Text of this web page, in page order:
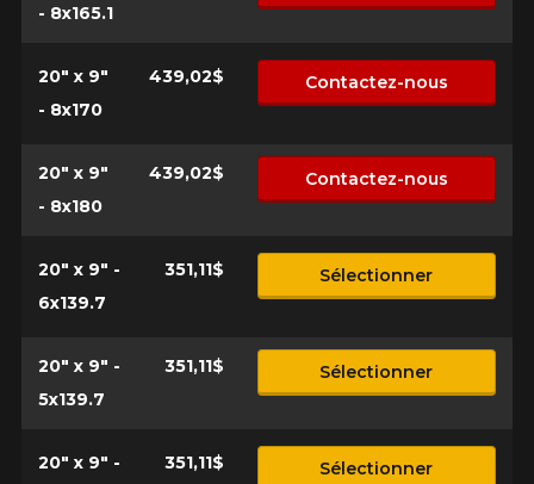
- 8x165.1
20" x 9"
- 8x170
439,02$ Contactez-nous
20" x 9"
- 8x180
439,02$ Contactez-nous
20" x 9" -
6x139.7
351,11$ Sélectionner
20" x 9" -
5x139.7
351,11$ Sélectionner
20" x 9" -
351,11$ Sélectionner